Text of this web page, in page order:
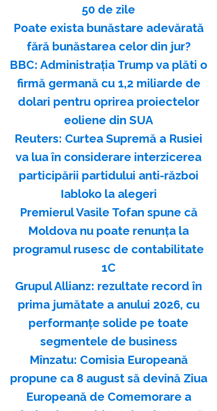
50 de zile
Poate exista bunăstare adevărată
fără bunăstarea celor din jur?
BBC: Administraţia Trump va plăti o
firmă germană cu 1,2 miliarde de
dolari pentru oprirea proiectelor
eoliene din SUA
Reuters: Curtea Supremă a Rusiei
va lua în considerare interzicerea
participării partidului anti-război
Iabloko la alegeri
Premierul Vasile Tofan spune că
Moldova nu poate renunţa la
programul rusesc de contabilitate
1C
Grupul Allianz: rezultate record în
prima jumătate a anului 2026, cu
performanțe solide pe toate
segmentele de business
Mînzatu: Comisia Europeană
propune ca 8 august să devină Ziua
Europeană de Comemorare a